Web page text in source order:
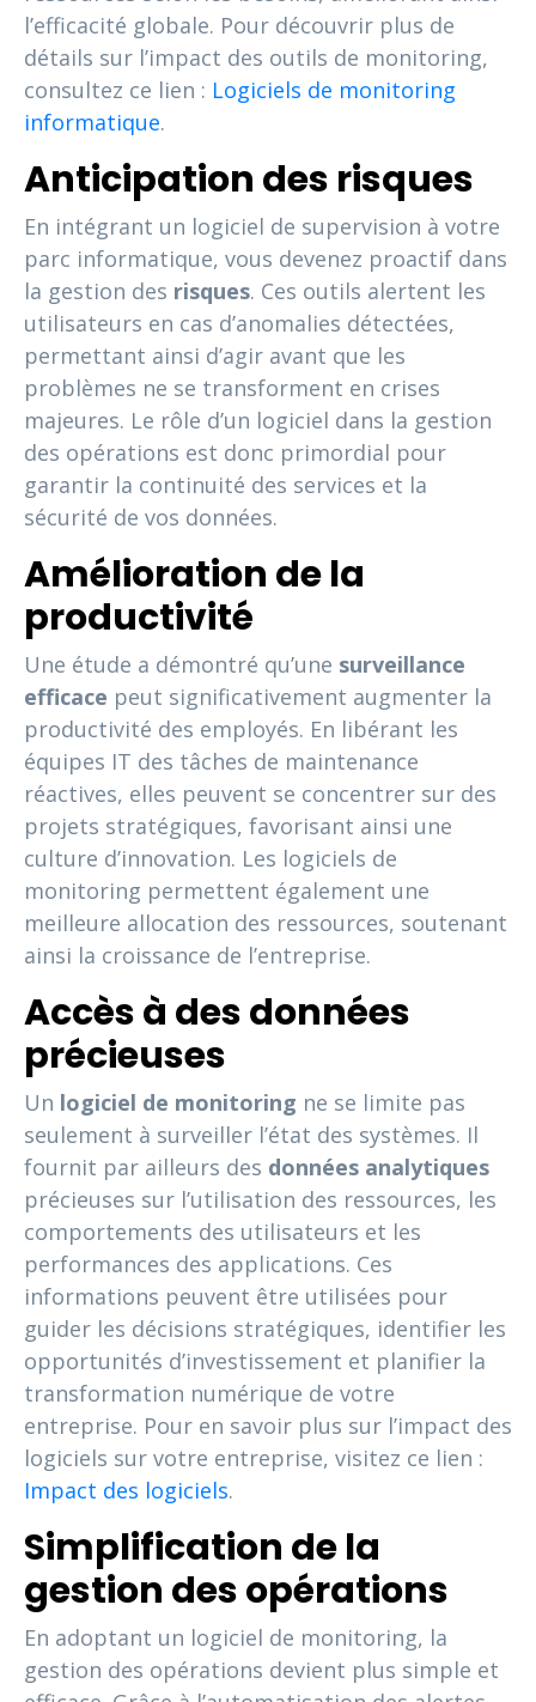
l’efficacité globale. Pour découvrir plus de
détails sur l’impact des outils de monitoring,
consultez ce lien : Logiciels de monitoring
informatique.
Anticipation des risques
En intégrant un logiciel de supervision à votre
parc informatique, vous devenez proactif dans
la gestion des risques. Ces outils alertent les
utilisateurs en cas d’anomalies détectées,
permettant ainsi d’agir avant que les
problèmes ne se transforment en crises
majeures. Le rôle d’un logiciel dans la gestion
des opérations est donc primordial pour
garantir la continuité des services et la
sécurité de vos données.
Amélioration de la
productivité
Une étude a démontré qu’une surveillance
efficace peut significativement augmenter la
productivité des employés. En libérant les
équipes IT des tâches de maintenance
réactives, elles peuvent se concentrer sur des
projets stratégiques, favorisant ainsi une
culture d’innovation. Les logiciels de
monitoring permettent également une
meilleure allocation des ressources, soutenant
ainsi la croissance de l’entreprise.
Accès à des données
précieuses
Un logiciel de monitoring ne se limite pas
seulement à surveiller l’état des systèmes. Il
fournit par ailleurs des données analytiques
précieuses sur l’utilisation des ressources, les
comportements des utilisateurs et les
performances des applications. Ces
informations peuvent être utilisées pour
guider les décisions stratégiques, identifier les
opportunités d’investissement et planifier la
transformation numérique de votre
entreprise. Pour en savoir plus sur l’impact des
logiciels sur votre entreprise, visitez ce lien :
Impact des logiciels.
Simplification de la
gestion des opérations
En adoptant un logiciel de monitoring, la
gestion des opérations devient plus simple et